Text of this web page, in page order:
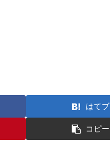
はてブ
コピー